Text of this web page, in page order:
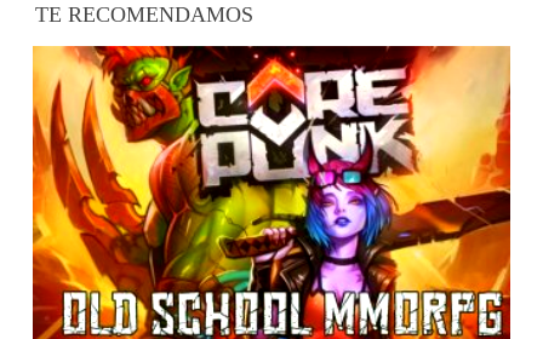
TE RECOMENDAMOS